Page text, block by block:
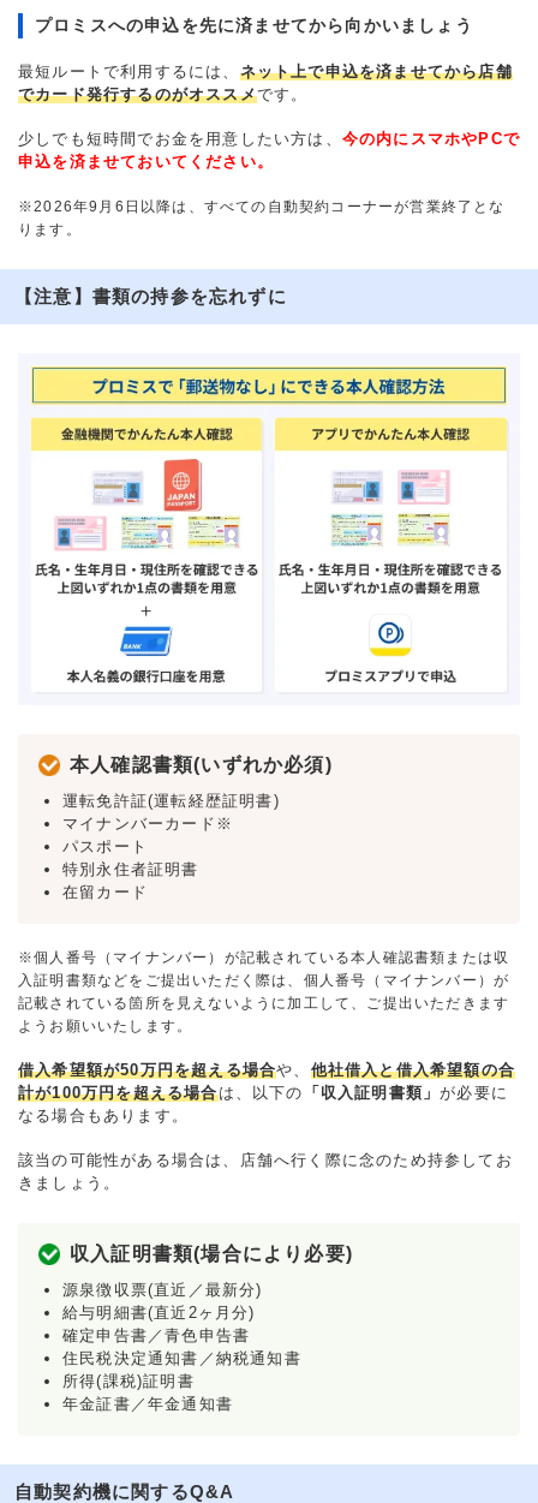
プロミスへの申込を先に済ませてから向かいましょう
最短ルートで利用するには、 ネット上で申込を済ませてから店舗
でカード発行するのがオススメです。
少しでも短時間でお金を用意したい方は、 今の内にスマホやPCで
申込を済ませておいてください。
※2026年9月6日以降は、すべての自動契約コーナーが営業終了とな
ります。
【注意】書類の持参を忘れずに
本人確認書類(いずれか必須)
運転免許証(運転経歴証明書)
マイナンバーカード※
パスポート
特別永住者証明書
在留カード
※個人番号（マイナンバー）が記載されている本人確認書類または収
入証明書類などをご提出いただく際は、個人番号（マイナンバー）が
記載されている箇所を見えないように加工して、ご提出いただきます
ようお願いいたします。
借入希望額が50万円を超える場合や、 他社借入と借入希望額の合
計が100万円を超える場合は、以下の 「収入証明書類」が必要に
なる場合もあります。
該当の可能性がある場合は、店舗へ行く際に念のため持参してお
きましょう。
収入証明書類(場合により必要)
源泉徴収票(直近／最新分)
給与明細書(直近2ヶ月分)
確定申告書／青色申告書
住民税決定通知書／納税通知書
所得(課税)証明書
年金証書／年金通知書
自動契約機に関するQ&A